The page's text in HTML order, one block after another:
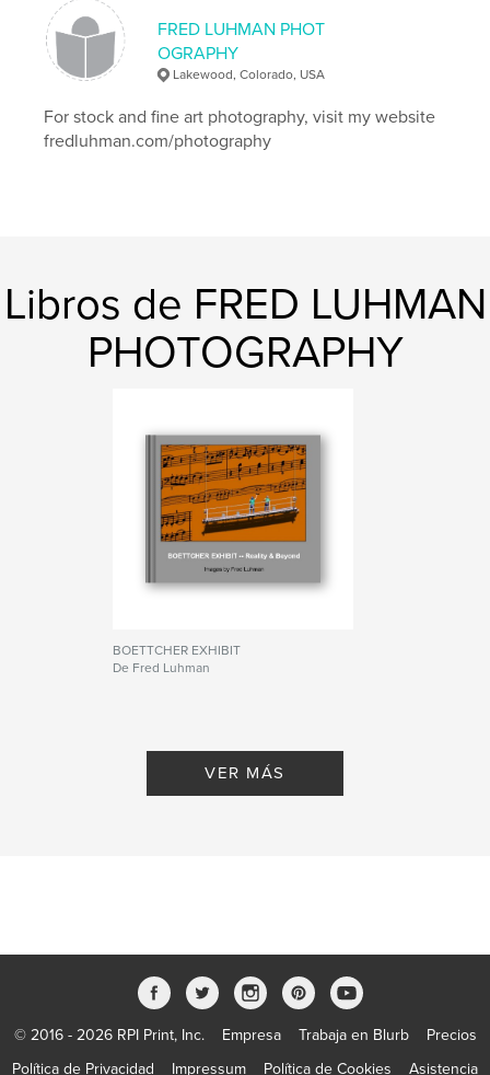
Idioma
English
Palabras clave
dunes mountains , aspen ,
autumn
FRED LUHMAN PHOT
OGRAPHY
Lakewood, Colorado, USA
For stock and fine art photography, visit my website
fredluhman.com/photography
Libros de FRED LUHMAN
PHOTOGRAPHY
BOETTCHER EXHIBIT
De Fred Luhman
VER MÁS
© 2016 - 2026 RPI Print, Inc. Empresa Trabaja en Blurb
Precios
Política de Privacidad
Impressum Política de Cookies Asistencia